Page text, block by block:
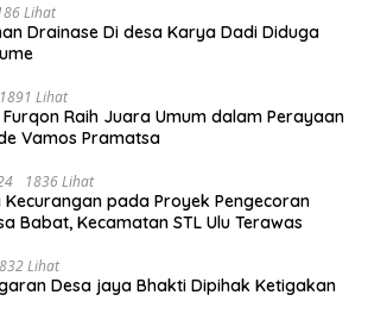
Lihat
Drainase Di desa Karya Dadi Diduga
1891 Lihat
Furqon Raih Juara Umum dalam Perayaan
Vamos Pramatsa
1836 Lihat
Kecurangan pada Proyek Pengecoran
Babat, Kecamatan STL Ulu Terawas
Lihat
Desa jaya Bhakti Dipihak Ketigakan